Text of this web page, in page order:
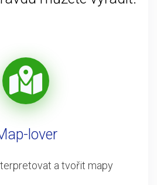
lover
a tvořit mapy